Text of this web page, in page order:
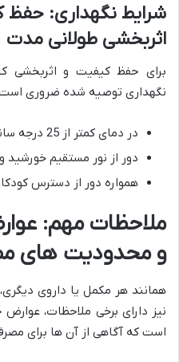
شرایط نگهداری:
اثربخشی طولانی مدت
برای حفظ کیفیت و اثربخشی
نگهداری توصیه شده ضروری
در دمای کمتر از 25 درجه سانتی گراد نگهداری شود.
دور از نور مستقیم خورشید
همواره دور از دسترس
ملاحظات مهم:
و محدودیت های
همانند هر مکمل یا داروی
نیز دارای برخی ملاحظات،
است که آگاهی از آن ها برای